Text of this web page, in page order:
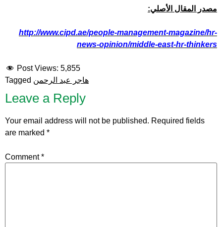
مصدر المقال الأصلي:
http://www.cipd.ae/people-management-magazine/hr-
news-opinion/middle-east-hr-thinkers
Post Views: 5,855
Tagged هاجر عبد الرحمن
Leave a Reply
Your email address will not be published. Required fields
are marked *
Comment*